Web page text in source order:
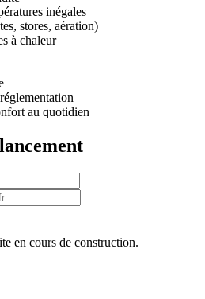
inégales
stores, aération)
à chaleur
au quotidien
en cours de construction.